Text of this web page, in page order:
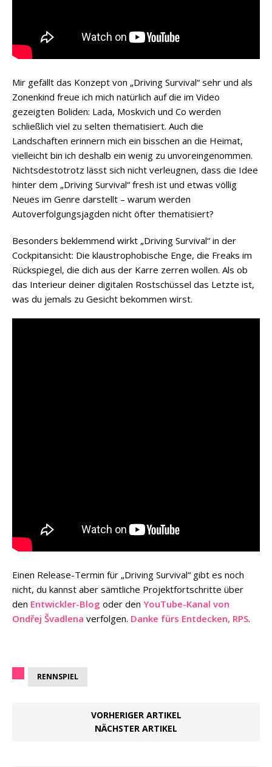
Mir gefällt das Konzept von „Driving Survival“ sehr und als
Zonenkind freue ich mich natürlich auf die im Video
gezeigten Boliden: Lada, Moskvich und Co werden
schließlich viel zu selten thematisiert. Auch die
Landschaften erinnern mich ein bisschen an die Heimat,
vielleicht bin ich deshalb ein wenig zu unvoreingenommen.
Nichtsdestotrotz lässt sich nicht verleugnen, dass die Idee
hinter dem „Driving Survival“ fresh ist und etwas völlig
Neues im Genre darstellt – warum werden
Autoverfolgungsjagden nicht öfter thematisiert?
Besonders beklemmend wirkt „Driving Survival“ in der
Cockpitansicht: Die klaustrophobische Enge, die Freaks im
Rückspiegel, die dich aus der Karre zerren wollen. Als ob
das Interieur deiner digitalen Rostschüssel das Letzte ist,
was du jemals zu Gesicht bekommen wirst.
Einen Release-Termin für „Driving Survival“ gibt es noch
nicht, du kannst aber sämtliche Projektfortschritte über
den Entwickler-Blog oder den YouTube-Kanal von
Ondřej Švadlena verfolgen. Danke fürs Entdecken, RPS.
RENNSPIEL
VORHERIGER ARTIKEL
NÄCHSTER ARTIKEL